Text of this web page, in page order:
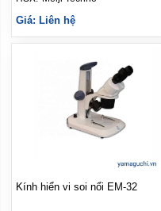
Giá: Liên hệ
Kính hiển vi soi nổi EM-32